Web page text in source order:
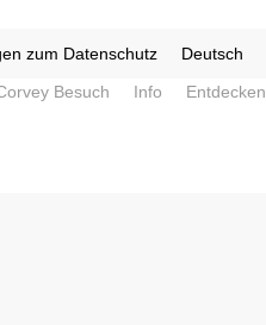
zum Datenschutz Deutsch
Besuch Info Entdecken